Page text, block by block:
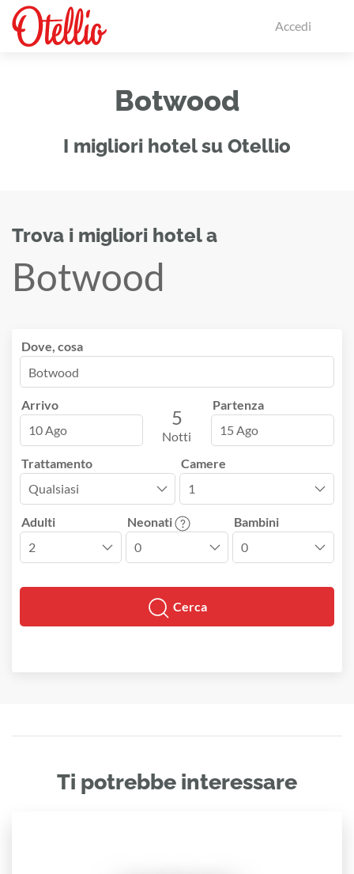
Accedi
Botwood
I migliori hotel su Otellio
Trova i migliori hotel a
Botwood
Dove, cosa
Arrivo
10 Ago
5
Notti
Partenza
15 Ago
Trattamento Camere
Adulti Neonati Bambini
Cerca
Ti potrebbe interessare